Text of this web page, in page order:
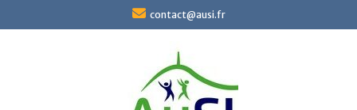
contact@ausi.fr